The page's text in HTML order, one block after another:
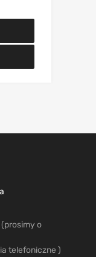
(prosimy o
telefoniczne )